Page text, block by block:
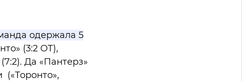
одержала 5
(3:2 ОТ),
Да «Пантерз»